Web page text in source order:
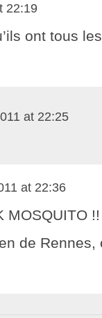
22:19
ont tous
at 22:25
at 22:36
MOSQUITO !!
de Rennes,